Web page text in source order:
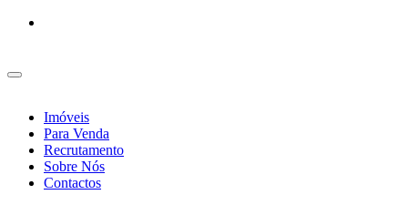
Imóveis
Para Venda
Recrutamento
Sobre Nós
Contactos